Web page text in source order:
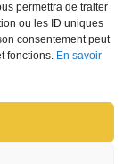
permettra de traiter
ou les ID uniques
consentement peut
fonctions. En savoir